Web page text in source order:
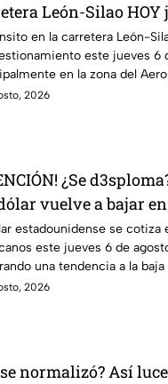
León-Silao HOY
tráfico intenso
en la carretera León-
este jueves 6
en la zona del
2026
¿Se
vuelve a bajar
el tipo de
estadounidense se cotiza
este jueves 6 de
una tendencia a la
anteriores.
2026
normalizó? Así